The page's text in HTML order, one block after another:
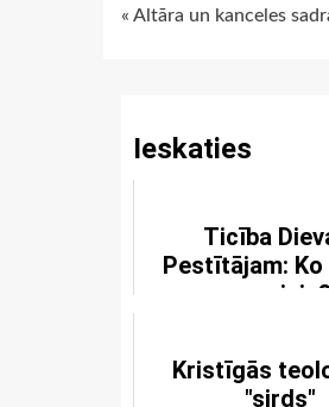
Continue
« Altāra un kanceles
Ieskaties
Ticība
Pestītājam: Ko
paveicis?
Kristīgās
"sirds"